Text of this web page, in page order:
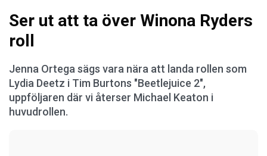
Ser ut att ta över Winona Ryders
roll
Jenna Ortega sägs vara nära att landa rollen som
Lydia Deetz i Tim Burtons "Beetlejuice 2",
uppföljaren där vi återser Michael Keaton i
huvudrollen.